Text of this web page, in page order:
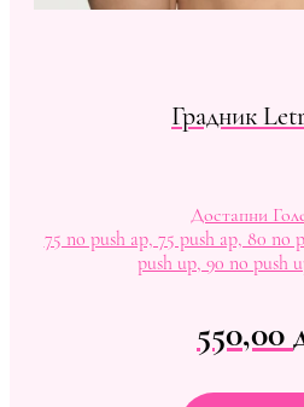
Градник
Достапни
75 no push ap, 75 push ap, 80 no
push up, 90 no push
550,00